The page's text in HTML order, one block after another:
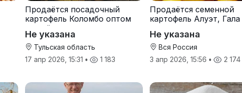
Продаётся посадочный
картофель Коломбо оптом
от трёх тонн
Не указана
Тульская область
17 апр 2026, 15:31 • 1 183
Продаётся семенной
картофель Алуэт, Гала
Не указана
Вся Россия
3 апр 2026, 15:56 • 2 174